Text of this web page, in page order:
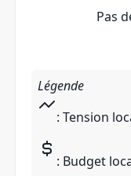
Pas
Légende
: Tension
: Budget